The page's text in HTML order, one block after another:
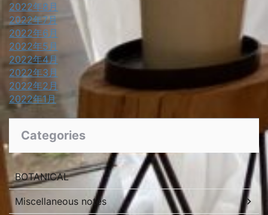
2022年8月
2022年7月
2022年6月
2022年5月
2022年4月
2022年3月
2022年2月
2022年1月
Categories
BOTANICAL
Miscellaneous notes